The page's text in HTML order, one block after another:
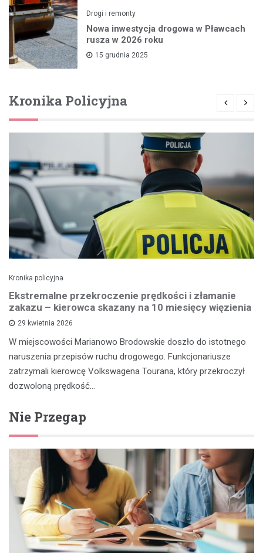
Drogi i remonty
Nowa inwestycja drogowa w Pławcach
rusza w 2026 roku
15 grudnia 2025
Kronika Policyjna
Kronika policyjna
Ekstremalne przekroczenie prędkości i złamanie
zakazu – kierowca skazany na 10 miesięcy więzienia
29 kwietnia 2026
W miejscowości Marianowo Brodowskie doszło do istotnego
naruszenia przepisów ruchu drogowego. Funkcjonariusze
zatrzymali kierowcę Volkswagena Tourana, który przekroczył
dozwoloną prędkość…
Nie Przegap